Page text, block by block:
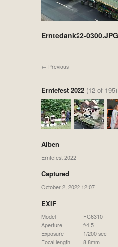
Erntedank22-0300.JPG
Previous
Erntefest 2022 (12 of 195)
Alben
Erntefest 2022
Captured
October 2, 2022 12:07
EXIF
Model
FC6310
Aperture
f/4.5
Exposure
1/200 sec
Focal length
8.8mm